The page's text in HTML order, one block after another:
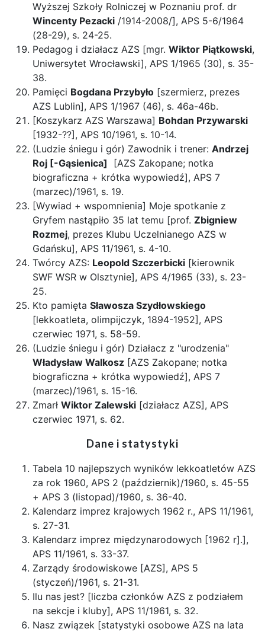
Wyższej Szkoły Rolniczej w Poznaniu prof. dr
Wincenty Pezacki /1914-2008/], APS 5-6/1964
(28-29), s. 24-25.
Pedagog i działacz AZS [mgr. Wiktor Piątkowski,
Uniwersytet Wrocławski], APS 1/1965 (30), s. 35-
38.
Pamięci Bogdana Przybyło [szermierz, prezes
AZS Lublin], APS 1/1967 (46), s. 46a-46b.
[Koszykarz AZS Warszawa] Bohdan Przywarski
[1932-??], APS 10/1961, s. 10-14.
(Ludzie śniegu i gór) Zawodnik i trener: Andrzej
Roj [-Gąsienica] [AZS Zakopane; notka
biograficzna + krótka wypowiedź], APS 7
(marzec)/1961, s. 19.
[Wywiad + wspomnienia] Moje spotkanie z
Gryfem nastąpiło 35 lat temu [prof. Zbigniew
Rozmej, prezes Klubu Uczelnianego AZS w
Gdańsku], APS 11/1961, s. 4-10.
Twórcy AZS: Leopold Szczerbicki [kierownik
SWF WSR w Olsztynie], APS 4/1965 (33), s. 23-
25.
Kto pamięta Sławosza Szydłowskiego
[lekkoatleta, olimpijczyk, 1894-1952], APS
czerwiec 1971, s. 58-59.
(Ludzie śniegu i gór) Działacz z "urodzenia"
Władysław Walkosz [AZS Zakopane; notka
biograficzna + krótka wypowiedź], APS 7
(marzec)/1961, s. 15-16.
Zmarł Wiktor Zalewski [działacz AZS], APS
czerwiec 1971, s. 62.
Dane i statystyki
Tabela 10 najlepszych wyników lekkoatletów AZS
za rok 1960, APS 2 (październik)/1960, s. 45-55
+ APS 3 (listopad)/1960, s. 36-40.
Kalendarz imprez krajowych 1962 r., APS 11/1961,
s. 27-31.
Kalendarz imprez międzynarodowych [1962 r].],
APS 11/1961, s. 33-37.
Zarządy środowiskowe [AZS], APS 5
(styczeń)/1961, s. 21-31.
Ilu nas jest? [liczba członków AZS z podziałem
na sekcje i kluby], APS 11/1961, s. 32.
Nasz związek [statystyki osobowe AZS na lata